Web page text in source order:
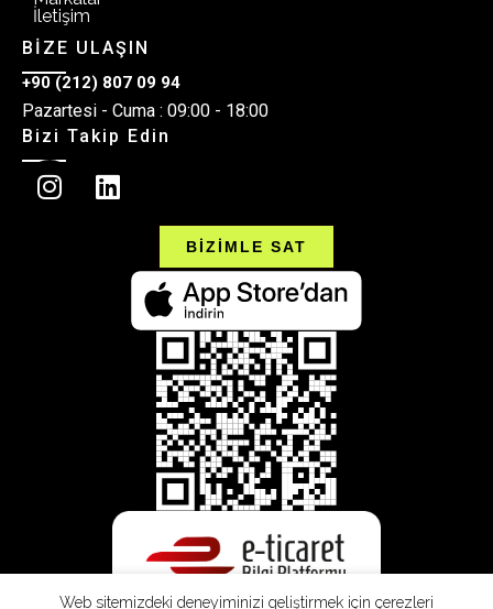
İletişim
BİZE ULAŞIN
+90 (212) 807 09 94
Pazartesi - Cuma : 09:00 - 18:00
Bizi Takip Edin
BİZİMLE SAT
Web sitemizdeki deneyiminizi geliştirmek için çerezleri